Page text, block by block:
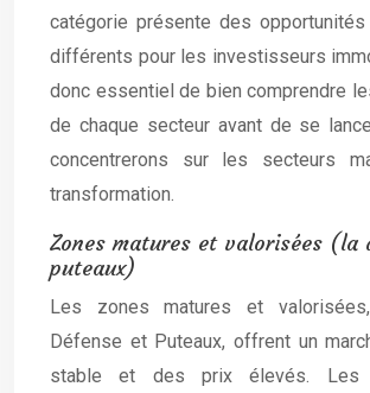
catégorie présente des
différents pour les investisseurs
donc essentiel de bien comprendre
de chaque secteur avant de se
concentrerons sur les secteurs
transformation.
Zones matures et valorisées (la
puteaux)
Les zones matures et
Défense et Puteaux, offrent un
stable et des prix élevés. Les